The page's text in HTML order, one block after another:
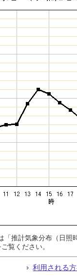
推計気象分布（日
ご覧ください。
利用される